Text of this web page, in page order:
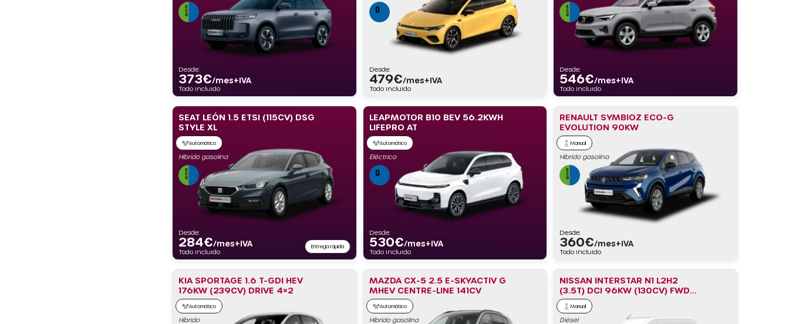
Desde:
373€/mes+IVA
Todo incluido
Desde:
479€/mes+IVA
Todo incluido
Desde:
546€/mes+IVA
Todo incluido
SEAT LEÓN 1.5 ETSI (115CV) DSG
STYLE XL
Automático
Híbrido gasolina
Desde:
284€/mes+IVA
Todo incluido
Entrega rápida
LEAPMOTOR B10 BEV 56.2KWH
LIFEPRO AT
Automático
Eléctrico
Desde:
530€/mes+IVA
Todo incluido
RENAULT SYMBIOZ ECO-G
EVOLUTION 90KW
Manual
Híbrido gasolina
Desde:
360€/mes+IVA
Todo incluido
KIA SPORTAGE 1.6 T-GDI HEV
176KW (239CV) DRIVE 4×2
Automático
Híbrido
MAZDA CX-5 2.5 E-SKYACTIV G
MHEV CENTRE-LINE 141CV
Automático
Híbrido gasolina
NISSAN INTERSTAR N1 L2H2
(3.5T) DCI 96KW (130CV) FWD
ACENTA
Manual
Diésel